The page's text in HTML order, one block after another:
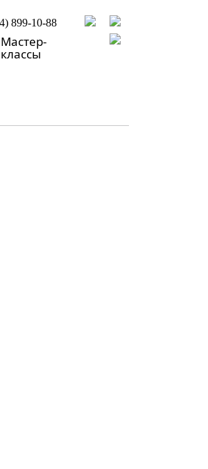
899-10-88
Мастер-
классы